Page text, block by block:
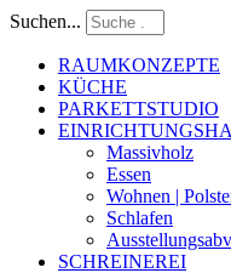
Suchen...
RAUMKONZEPTE
KÜCHE
PARKETTSTUDIO
Massivholz
Essen
Wohnen |
Schlafen
SCHREINEREI